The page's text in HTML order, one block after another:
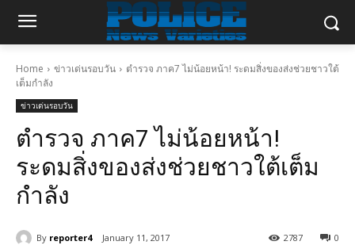
Home ข่าวเด่นรอบวัน
ตำรวจ ภาค7 ไม่น้อยหน้า! ระดมสิ่งของส่งช่วยชาวใต้
เต็มกำลัง
ข่าวเด่นรอบวัน
ตำรวจ ภาค7 ไม่น้อยหน้า!
ระดมสิ่งของส่งช่วยชาวใต้เต็ม
กำลัง
By reporter4 January 11, 2017 0
2787